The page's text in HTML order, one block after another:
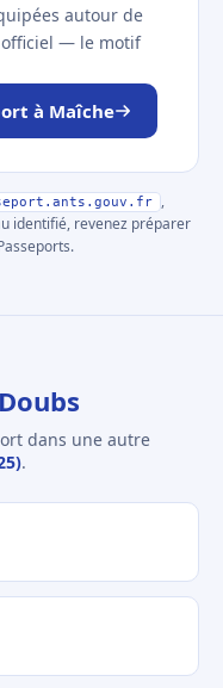
autour de
— le motif
à Maîche
,
identifié, revenez préparer
dans une autre
.